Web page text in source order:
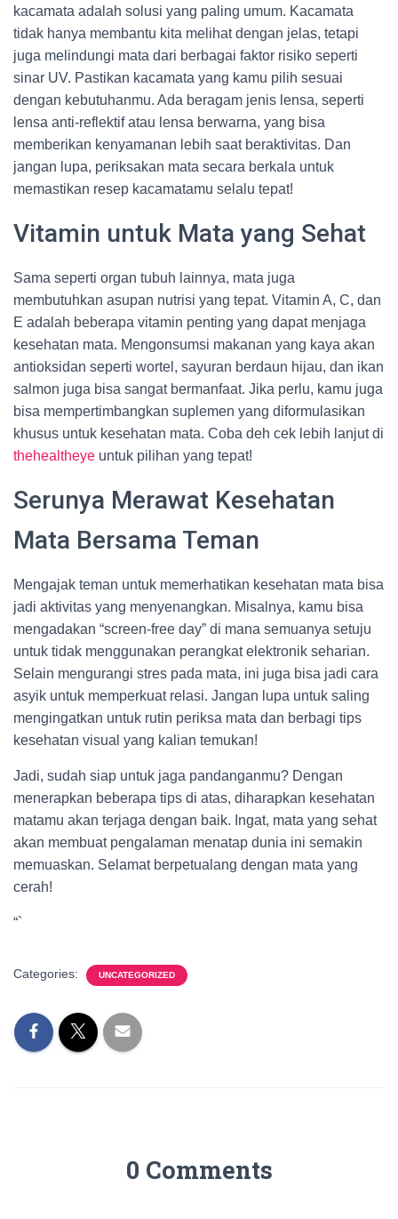
kacamata adalah solusi yang paling umum. Kacamata
tidak hanya membantu kita melihat dengan jelas, tetapi
juga melindungi mata dari berbagai faktor risiko seperti
sinar UV. Pastikan kacamata yang kamu pilih sesuai
dengan kebutuhanmu. Ada beragam jenis lensa, seperti
lensa anti-reflektif atau lensa berwarna, yang bisa
memberikan kenyamanan lebih saat beraktivitas. Dan
jangan lupa, periksakan mata secara berkala untuk
memastikan resep kacamatamu selalu tepat!
Vitamin untuk Mata yang Sehat
Sama seperti organ tubuh lainnya, mata juga
membutuhkan asupan nutrisi yang tepat. Vitamin A, C, dan
E adalah beberapa vitamin penting yang dapat menjaga
kesehatan mata. Mengonsumsi makanan yang kaya akan
antioksidan seperti wortel, sayuran berdaun hijau, dan ikan
salmon juga bisa sangat bermanfaat. Jika perlu, kamu juga
bisa mempertimbangkan suplemen yang diformulasikan
khusus untuk kesehatan mata. Coba deh cek lebih lanjut di
thehealtheye untuk pilihan yang tepat!
Serunya Merawat Kesehatan
Mata Bersama Teman
Mengajak teman untuk memerhatikan kesehatan mata bisa
jadi aktivitas yang menyenangkan. Misalnya, kamu bisa
mengadakan “screen-free day” di mana semuanya setuju
untuk tidak menggunakan perangkat elektronik seharian.
Selain mengurangi stres pada mata, ini juga bisa jadi cara
asyik untuk memperkuat relasi. Jangan lupa untuk saling
mengingatkan untuk rutin periksa mata dan berbagi tips
kesehatan visual yang kalian temukan!
Jadi, sudah siap untuk jaga pandanganmu? Dengan
menerapkan beberapa tips di atas, diharapkan kesehatan
matamu akan terjaga dengan baik. Ingat, mata yang sehat
akan membuat pengalaman menatap dunia ini semakin
memuaskan. Selamat berpetualang dengan mata yang
cerah!
“`
Categories: UNCATEGORIZED
0 Comments